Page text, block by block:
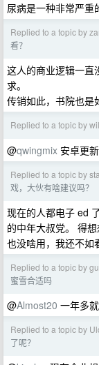
尿病是一种非常严重
Replied to a topic by
看？
这人的商业逻辑一直
求。
传销如此，书院也是
Replied to a topic by
@qwingmix 安卓更
Replied to a topic by
戏，大伙有啥建议吗？
现在的人都电子 ed
的中年大叔党。 得
也没啥用，我还不如
Replied to a topic by
蜜雪合适吗
@Almost20 一年多
Replied to a topic by
了呢？